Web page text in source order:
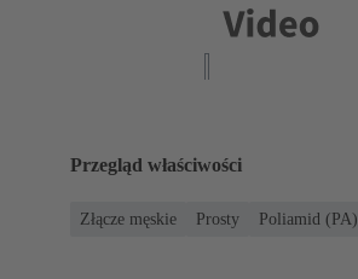
Przegląd właściwości
Złącze męskie Prosty Poliamid (PA)